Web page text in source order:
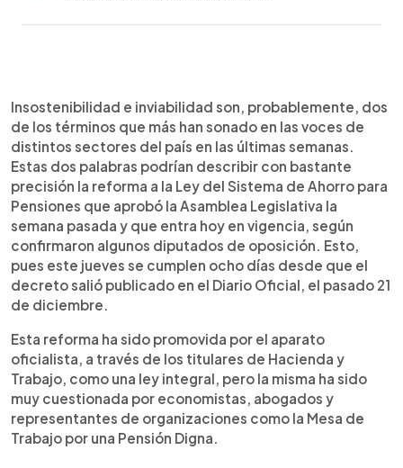
Escuchar artículo
Insostenibilidad e inviabilidad son, probablemente, dos
de los términos que más han sonado en las voces de
distintos sectores del país en las últimas semanas.
Estas dos palabras podrían describir con bastante
precisión la reforma a la Ley del Sistema de Ahorro para
Pensiones que aprobó la Asamblea Legislativa la
semana pasada y que entra hoy en vigencia, según
confirmaron algunos diputados de oposición. Esto,
pues este jueves se cumplen ocho días desde que el
decreto salió publicado en el Diario Oficial, el pasado 21
de diciembre.
Esta reforma ha sido promovida por el aparato
oficialista, a través de los titulares de Hacienda y
Trabajo, como una ley integral, pero la misma ha sido
muy cuestionada por economistas, abogados y
representantes de organizaciones como la Mesa de
Trabajo por una Pensión Digna.